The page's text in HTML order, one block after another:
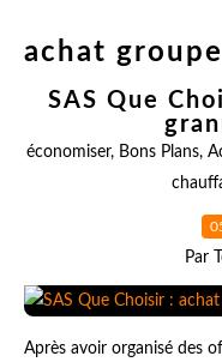
achat groupe
SAS Que
économiser, Bons Plans,
Par
Après avoir organisé des